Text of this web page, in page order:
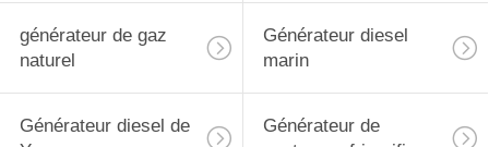
générateur de gaz
naturel
Générateur diesel
marin
Générateur diesel de
Générateur de